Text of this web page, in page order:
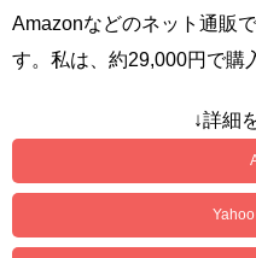
Amazonなどのネット通販
す。私は、約29,000円で購
↓詳細